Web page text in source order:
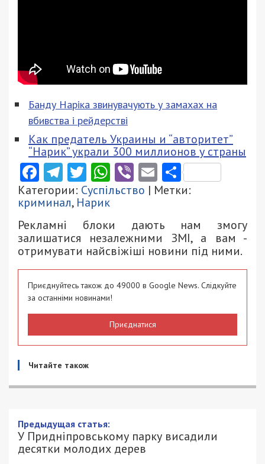
Банду Наріка звинувачують у замахах на
вбивства і рейдерстві
Как предатель Украины и “авторитет”
“Нарик” украли 300 миллионов у страны
Facebook
Telegram
Twitter
WhatsApp
ViberEmail
Категории: Суспільство | Метки:
криминал, Нарик
Рекламні блоки дають нам змогу
залишатися незалежними ЗМІ, а вам -
отримувати найсвіжіші новини під ними.
Приєднуйтесь також до 49000 в Google News. Слідкуйте
за останніми новинами!
Приєднатися
Читайте також
Предыдущая статья:
У Придніпровському парку висадили
десятки молодих дерев